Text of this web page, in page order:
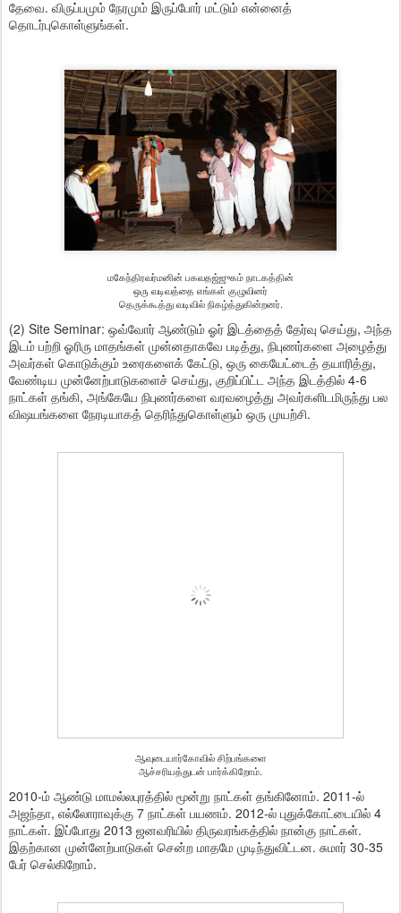
தேவை. விருப்பமும் நேரமும் இருப்போர் மட்டும் என்னைத்
தொடர்புகொள்ளுங்கள்.
மகேந்திரவர்மனின் பகவதஜ்ஜுகம் நாடகத்தின்
ஒரு வடிவத்தை எங்கள் குழுவினர்
தெருக்கூத்து வடிவில் நிகழ்த்துகின்றனர்.
(2) Site Seminar: ஒவ்வோர் ஆண்டும் ஓர் இடத்தைத் தேர்வு செய்து, அந்த
இடம் பற்றி ஓரிரு மாதங்கள் முன்னதாகவே படித்து, நிபுணர்களை அழைத்து
அவர்கள் கொடுக்கும் உரைகளைக் கேட்டு, ஒரு கையேட்டைத் தயாரித்து,
வேண்டிய முன்னேற்பாடுகளைச் செய்து, குறிப்பிட்ட அந்த இடத்தில் 4-6
நாட்கள் தங்கி, அங்கேயே நிபுணர்களை வரவழைத்து அவர்களிடமிருந்து பல
விஷயங்களை நேரடியாகத் தெரிந்துகொள்ளும் ஒரு முயற்சி.
ஆவுடையார்கோவில் சிற்பங்களை
ஆச்சரியத்துடன் பார்க்கிறோம்.
2010-ம் ஆண்டு மாமல்லபுரத்தில் மூன்று நாட்கள் தங்கினோம். 2011-ல்
அஜந்தா, எல்லோராவுக்கு 7 நாட்கள் பயணம். 2012-ல் புதுக்கோட்டையில் 4
நாட்கள். இப்போது 2013 ஜனவரியில் திருவரங்கத்தில் நான்கு நாட்கள்.
இதற்கான முன்னேற்பாடுகள் சென்ற மாதமே முடிந்துவிட்டன. சுமார் 30-35
பேர் செல்கிறோம்.